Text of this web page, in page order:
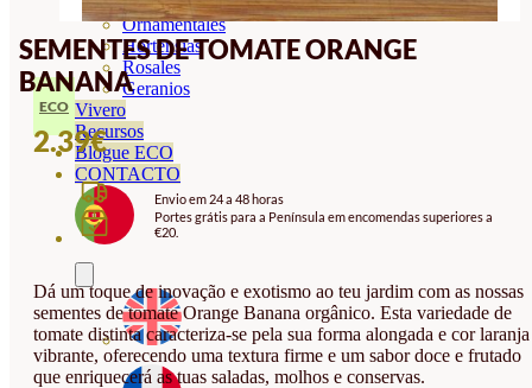
Ornamentales
Hortensias
Rosales
Geranios
Vivero
Recursos
Blogue ECO
CONTACTO
SEMENTES DE TOMATE ORANGE
BANANA
ECO
2.39€
Envio em 24 a 48 horas
Portes grátis para a Península em encomendas superiores a
€20.
Dá um toque de inovação e exotismo ao teu jardim com as nossas
sementes de tomate Orange Banana orgânico. Esta variedade de
tomate distinta caracteriza-se pela sua forma alongada e cor laranja
vibrante, oferecendo uma textura firme e um sabor doce e frutado
que enriquecerá as tuas saladas, molhos e conservas.